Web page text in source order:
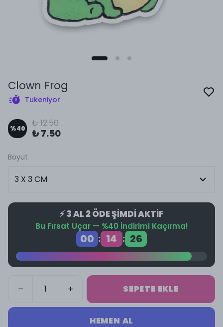
Clown Frog
Tükeniyor
%40 ₺ 12.50
₺ 7.50
Boyut
⚡ 3 AL 2 ÖDE ŞİMDİ AKTİF
Bu Fırsat Uçar — %40 İndirimi Kaçırma!
00 : 14 : 26
SEPETE EKLE
HEMEN AL